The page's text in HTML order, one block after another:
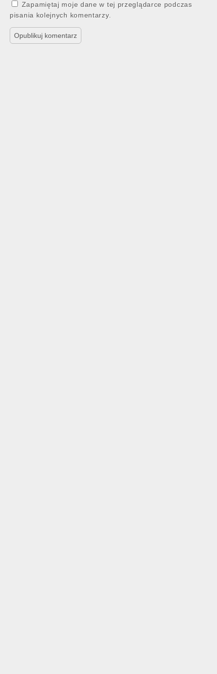
Zapamiętaj moje dane w tej przeglądarce podczas
pisania kolejnych komentarzy.